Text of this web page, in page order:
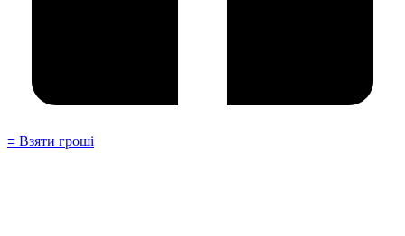
≡ Взяти гроші